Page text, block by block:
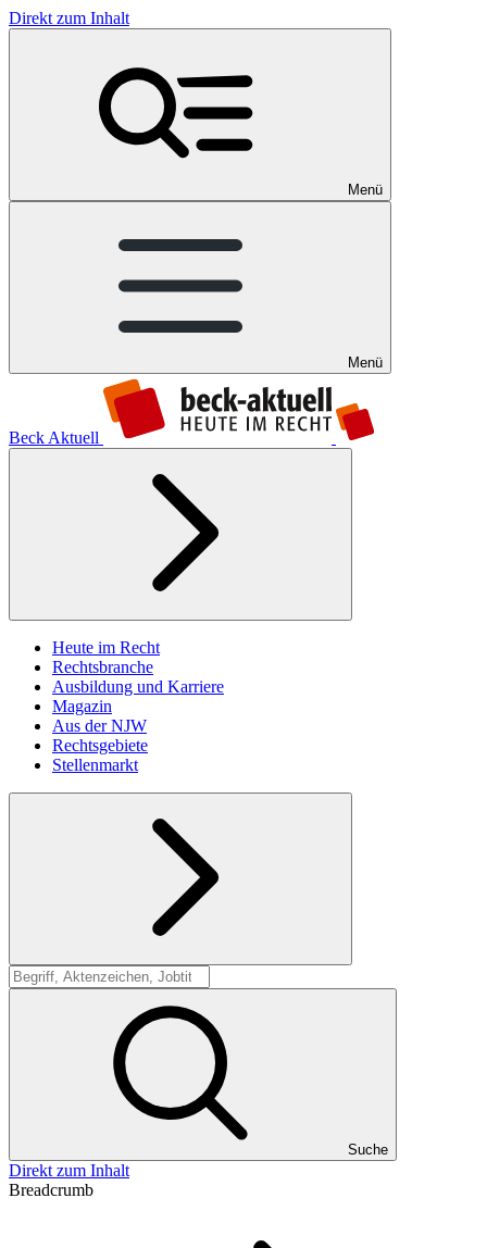
Direkt zum Inhalt
Menü
Menü
Beck Aktuell
Heute im Recht
Rechtsbranche
Ausbildung und Karriere
Magazin
Aus der NJW
Rechtsgebiete
Stellenmarkt
Suche
Suche
Direkt zum Inhalt
Breadcrumb